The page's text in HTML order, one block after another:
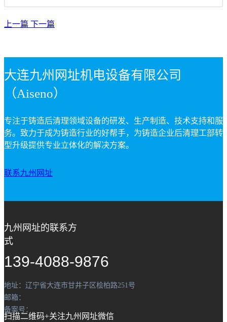
上一篇 下一篇
大连九州网址机电设备有限公司
（Aiseno）
专注于铸造后清理领域设备的研发、生产制造、技术支持和服
务。致力于成为铸造行业的好帮手，为铸造企业后清理工部转
型升级提供专业立体化的解决方案。
联系九州网址
九州网址的联系方
式
139-4088-9876
地址：辽宁省大连市甘井子区桧柏路251号
邮箱：
备案号：
扫描二维码+关注九州网址微信